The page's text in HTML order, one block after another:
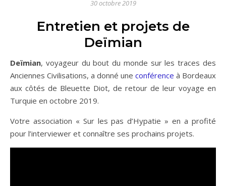
30 octobre 2019
Entretien et projets de
Deïmian
Deïmian, voyageur du bout du monde sur les traces des
Anciennes Civilisations, a donné une conférence à Bordeaux
aux côtés de Bleuette Diot, de retour de leur voyage en
Turquie en octobre 2019.
Votre association « Sur les pas d’Hypatie » en a profité
pour l’interviewer et connaître ses prochains projets.